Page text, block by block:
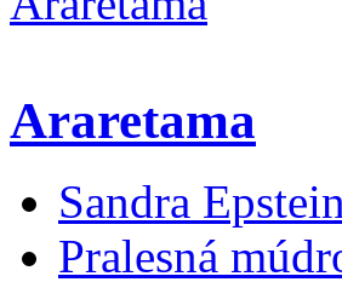
Araretama
Sandra Epstein
Pralesná